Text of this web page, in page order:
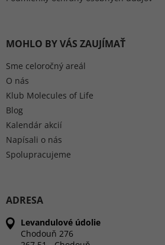
MOHLO BY VÁS ZAUJÍMAŤ
Sme celoročný areál
O nás
Klub Molecules of Life
Blog
Kalendár akcií
Napísali o nás
Spolupracujeme
ADRESA
Levandulové údolie
Chodouň 276